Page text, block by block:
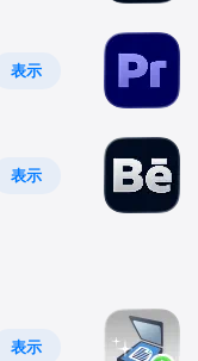
表示
表示
表示